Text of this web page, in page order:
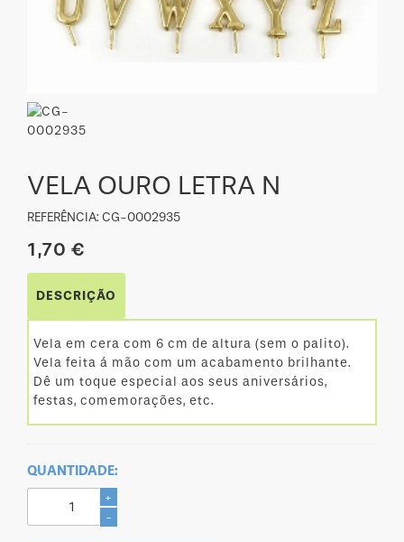
FORMATOS
MINI
VELA OURO LETRA N
REFERÊNCIA: CG-0002935
1,70 €
DESCRIÇÃO
Vela em cera com 6 cm de altura (sem o palito).
Vela feita á mão com um acabamento brilhante.
Dê um toque especial aos seus aniversários,
festas, comemorações, etc.
QUANTIDADE:
+
-